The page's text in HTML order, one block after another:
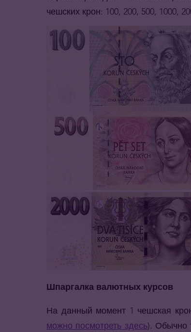
чешских крон: 100, 200, 500, 1000,
Шпаргалка валютных курсов
На данный момент 1 чешская
можно посмотреть здесь). Обычно